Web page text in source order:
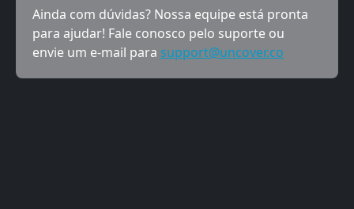
Ainda com dúvidas? Nossa equipe está pronta
para ajudar! Fale conosco pelo suporte ou
envie um e-mail para support@uncover.co